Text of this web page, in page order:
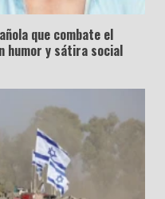
que combate el
humor y sátira social